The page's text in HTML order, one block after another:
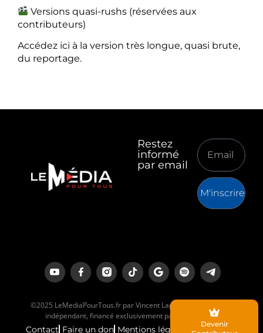
Versions quasi-rushs (réservées aux
contributeurs)
Accédez ici à la version très longue, quasi brute,
du reportage.
Restez
informé
par email
M'inscrire
©2025 LeMediaPourTous.fr par Vincent Lapierre est un média
indépendant, financé exclusivement par ses lecteurs.
Contact Faire un don Mentions légales
Devenir